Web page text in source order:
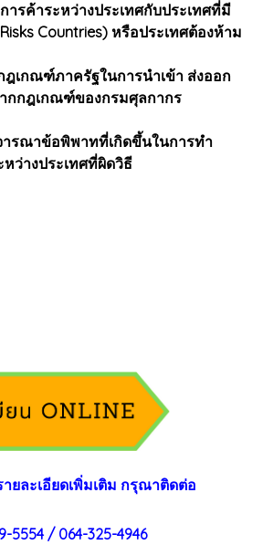
รค้าระหว่างประเทศกับประเทศที่มี
Countries) หรือประเทศต้องห้าม
ฎเกณฑ์ภาครัฐในการนำเข้า ส่งออก
กกฎเกณฑ์ของกรมศุลกากร
รณาข้อพิพาทที่เกิดขึ้นในการทำ
ว่างประเทศที่ผิดวิธี
ยละเอียดเพิ่มเติม กรุณาติดต่อ
5554 / 064-325-4946